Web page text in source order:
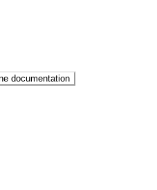
documentation